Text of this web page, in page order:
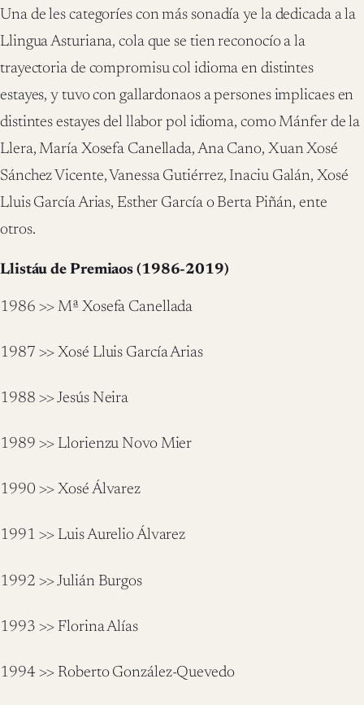
Una de les categoríes con más sonadía ye la dedicada a la
Llingua Asturiana, cola que se tien reconocío a la
trayectoria de compromisu col idioma en distintes
estayes, y tuvo con gallardonaos a persones implicaes en
distintes estayes del llabor pol idioma, como Mánfer de la
Llera, María Xosefa Canellada, Ana Cano, Xuan Xosé
Sánchez Vicente, Vanessa Gutiérrez, Inaciu Galán, Xosé
Lluis García Arias, Esther García o Berta Piñán, ente
otros.
Llistáu de Premiaos (1986-2019)
1986 >> Mª Xosefa Canellada
1987 >> Xosé Lluis García Arias
1988 >> Jesús Neira
1989 >> Llorienzu Novo Mier
1990 >> Xosé Álvarez
1991 >> Luis Aurelio Álvarez
1992 >> Julián Burgos
1993 >> Florina Alías
1994 >> Roberto González-Quevedo